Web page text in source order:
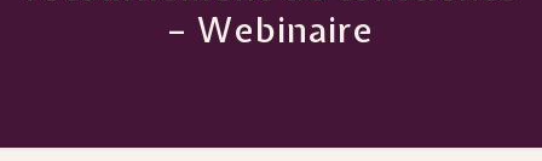
– Webinaire